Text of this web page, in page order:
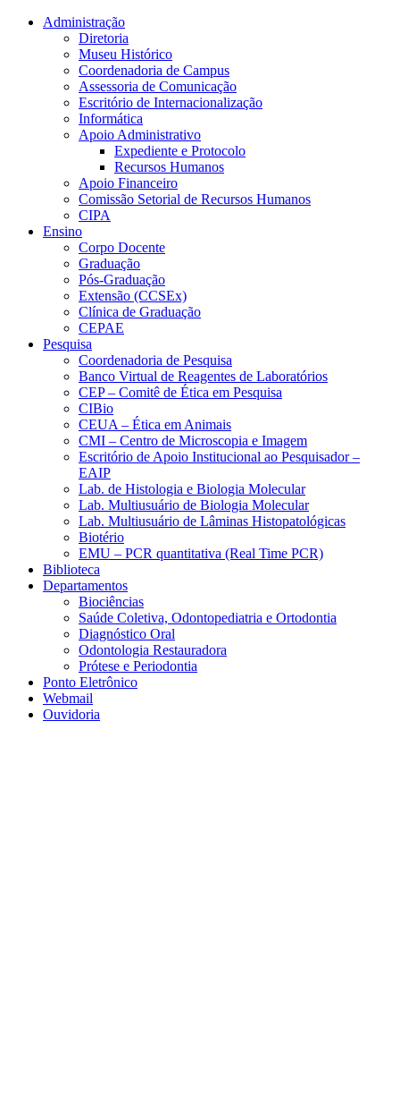
Conteúdo principal Menu principal
Administração
Diretoria
Museu Histórico
Coordenadoria de Campus
Assessoria de Comunicação
Escritório de Internacionalização
Informática
Apoio Administrativo
Expediente e Protocolo
Recursos Humanos
Apoio Financeiro
Comissão Setorial de Recursos Humanos
CIPA
Ensino
Corpo Docente
Graduação
Pós-Graduação
Extensão (CCSEx)
Clínica de Graduação
CEPAE
Pesquisa
Coordenadoria de Pesquisa
Banco Virtual de Reagentes de Laboratórios
CEP – Comitê de Ética em Pesquisa
CIBio
CEUA – Ética em Animais
CMI – Centro de Microscopia e Imagem
Escritório de Apoio Institucional ao Pesquisador –
EAIP
Lab. de Histologia e Biologia Molecular
Lab. Multiusuário de Biologia Molecular
Lab. Multiusuário de Lâminas Histopatológicas
Biotério
EMU – PCR quantitativa (Real Time PCR)
Biblioteca
Departamentos
Biociências
Saúde Coletiva, Odontopediatria e Ortodontia
Diagnóstico Oral
Odontologia Restauradora
Prótese e Periodontia
Ponto Eletrônico
Webmail
Ouvidoria